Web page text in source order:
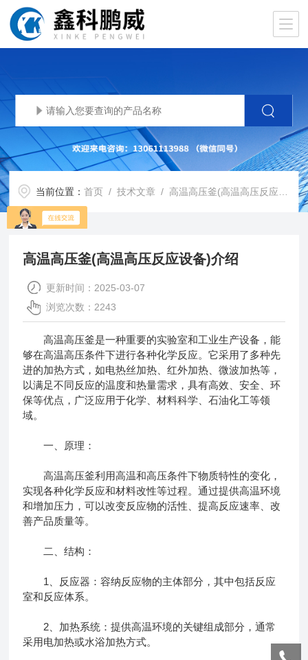
当前位置：首页 /技术文章 / 高温高压釜(高温高压反应设备)介绍
高温高压釜(高温高压反应设备)介绍
更新时间：2025-03-07
浏览次数：2243
高温高压釜是一种重要的实验室和工业生产设备，能
够在高温高压条件下进行各种化学反应。它采用了多种先
进的加热方式，如电热丝加热、红外加热、微波加热等，
以满足不同反应的温度和热量需求，具有高效、安全、环
保等优点，广泛应用于化学、材料科学、石油化工等领
域。
一、原理：
高温高压釜利用高温和高压条件下物质特性的变化，
实现各种化学反应和材料改性等过程。通过提供高温环境
和增加压力，可以改变反应物的活性、提高反应速率、改
善产品质量等。
二、结构：
1、反应器：容纳反应物的主体部分，其中包括反应
室和反应体系。
2、加热系统：提供高温环境的关键组成部分，通常
采用电加热或水浴加热方式。